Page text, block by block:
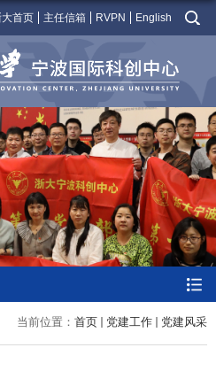
首页 主任信箱 RVPN English
当前位置： 首页 党建工作 党建风采